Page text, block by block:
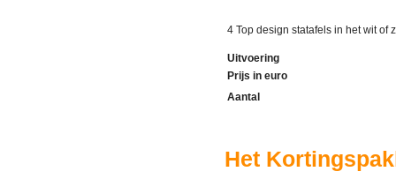
4 Top design statafels in het wit of
Uitvoering
Prijs in euro
Aantal
Het